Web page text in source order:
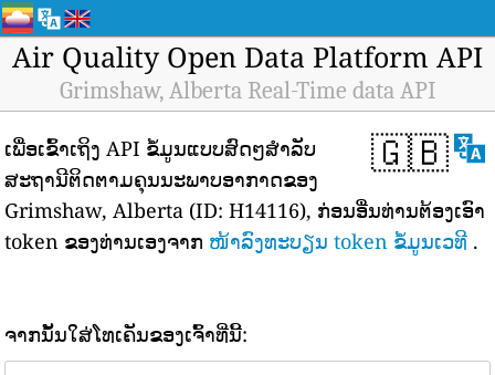
Air Quality Open Data Platform API
Grimshaw, Alberta Real-Time data API
🇬🇧
ເພື່ອເຂົ້າເຖິງ API ຂໍ້ມູນແບບສົດໆສຳລັບ
ສະຖານີຕິດຕາມຄຸນນະພາບອາກາດຂອງ
Grimshaw, Alberta (ID: H14116), ກ່ອນອື່ນທ່ານຕ້ອງເອົາ
token ຂອງທ່ານເອງຈາກ ໜ້າລົງທະບຽນ token ຂໍ້ມູນເວທີ .
ຈາກນັ້ນໃສ່ໂທເຄັນຂອງເຈົ້າທີ່ນີ້: